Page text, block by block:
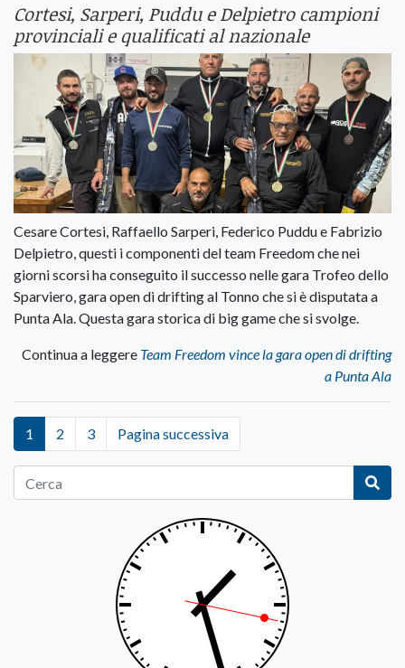
Cortesi, Sarperi, Puddu e Delpietro campioni
provinciali e qualificati al nazionale
Cesare Cortesi, Raffaello Sarperi, Federico Puddu e Fabrizio
Delpietro, questi i componenti del team Freedom che nei
giorni scorsi ha conseguito il successo nelle gara Trofeo dello
Sparviero, gara open di drifting al Tonno che si è disputata a
Punta Ala. Questa gara storica di big game che si svolge.
Continua a leggere Team Freedom vince la gara open di drifting
a Punta Ala
1 2 3 Pagina successiva